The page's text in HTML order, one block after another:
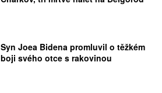
Syn Joea Bidena promluvil o těžkém
boji svého otce s rakovinou